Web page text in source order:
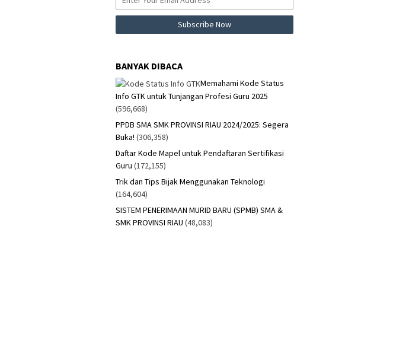
BANYAK DIBACA
Memahami Kode Status
Info GTK untuk Tunjangan Profesi Guru 2025
(596,668)
PPDB SMA SMK PROVINSI RIAU 2024/2025: Segera
Buka! (306,358)
Daftar Kode Mapel untuk Pendaftaran Sertifikasi
Guru (172,155)
Trik dan Tips Bijak Menggunakan Teknologi
(164,604)
SISTEM PENERIMAAN MURID BARU (SPMB) SMA &
SMK PROVINSI RIAU (48,083)